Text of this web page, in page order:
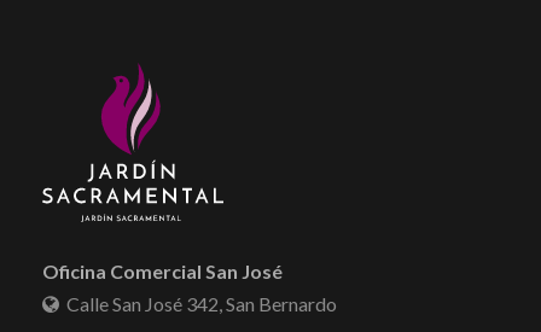
Oficina Comercial San José
Calle San José 342, San Bernardo